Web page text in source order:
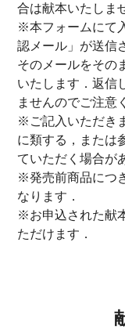
合は献本いたしま
※本フォームにて
認メール」が送信
そのメールをその
いたします．返信
ませんのでご注意
※ご記入いただき
に類する，または
ていただく場合が
※発売前商品につ
なります．
※お申込された献
ただけます．